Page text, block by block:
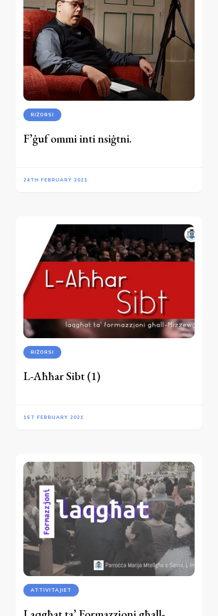
RIŻORSI
F’ġuf ommi inti nsiġtni.
24TH FEBRUARY 2021
RIŻORSI
L-Aħħar Sibt (1)
1ST FEBRUARY 2021
ATTIVITAJIET